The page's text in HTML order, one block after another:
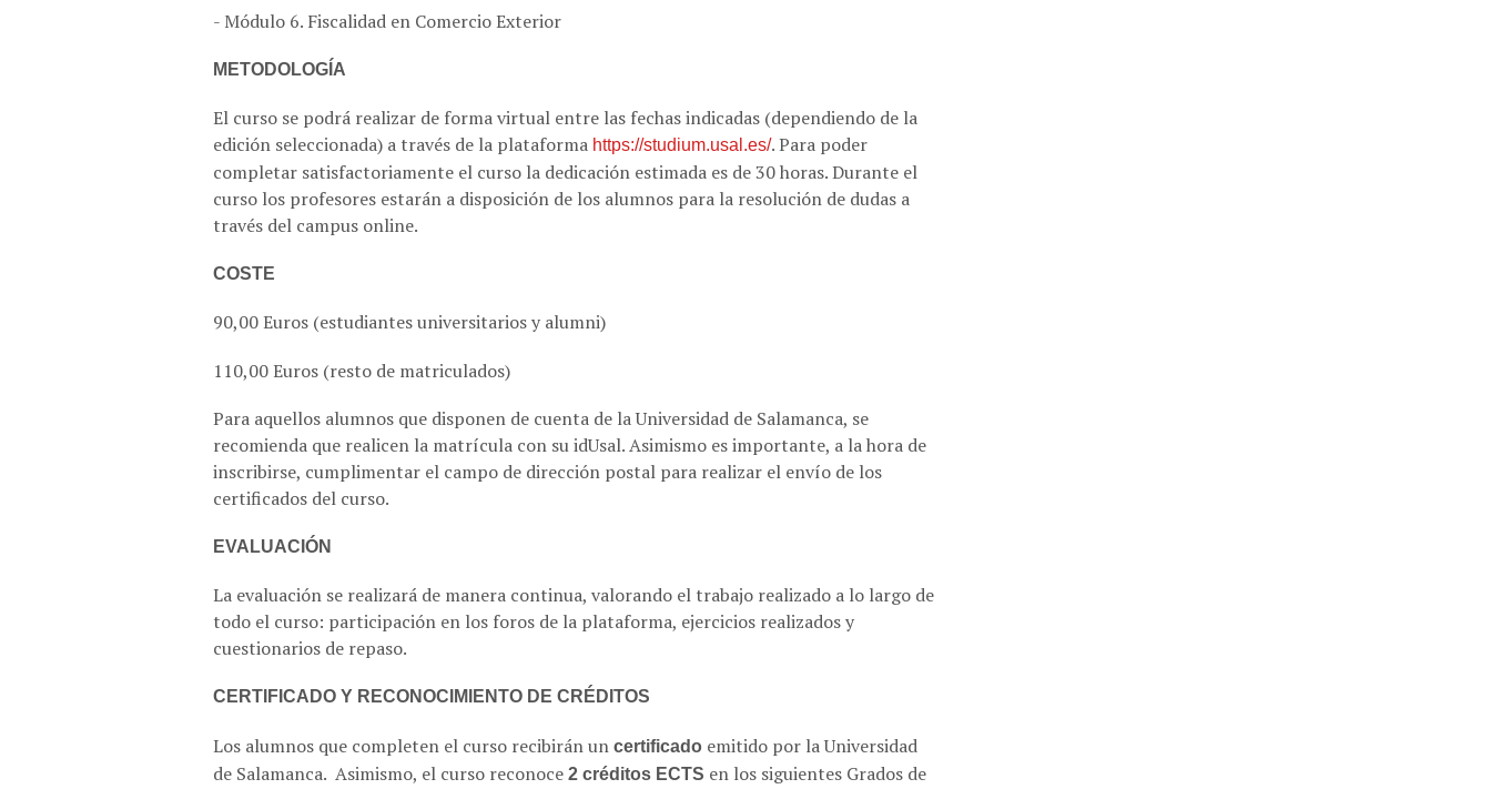
- Módulo 6. Fiscalidad en Comercio Exterior
METODOLOGÍA
El curso se podrá realizar de forma virtual entre las fechas indicadas (dependiendo de la
edición seleccionada) a través de la plataforma https://studium.usal.es/. Para poder
completar satisfactoriamente el curso la dedicación estimada es de 30 horas. Durante el
curso los profesores estarán a disposición de los alumnos para la resolución de dudas a
través del campus online.
COSTE
90,00 Euros (estudiantes universitarios y alumni)
110,00 Euros (resto de matriculados)
Para aquellos alumnos que disponen de cuenta de la Universidad de Salamanca, se
recomienda que realicen la matrícula con su idUsal. Asimismo es importante, a la hora de
inscribirse, cumplimentar el campo de dirección postal para realizar el envío de los
certificados del curso.
EVALUACIÓN
La evaluación se realizará de manera continua, valorando el trabajo realizado a lo largo de
todo el curso: participación en los foros de la plataforma, ejercicios realizados y
cuestionarios de repaso.
CERTIFICADO Y RECONOCIMIENTO DE CRÉDITOS
Los alumnos que completen el curso recibirán un certificado emitido por la Universidad
de Salamanca. Asimismo, el curso reconoce 2 créditos ECTS en los siguientes Grados de